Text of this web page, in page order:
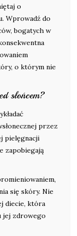
o
Wprowadź do
bogatych w
o którym nie
słońcem?
przez
pielęgnacji
zapobiegają
się skóry. Nie
diecie, która
jej zdrowego